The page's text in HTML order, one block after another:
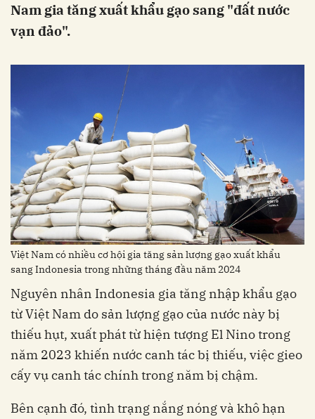
Nam gia tăng xuất khẩu gạo sang "đất nước
vạn đảo".
Việt Nam có nhiều cơ hội gia tăng sản lượng gạo xuất khẩu
sang Indonesia trong những tháng đầu năm 2024
Nguyên nhân Indonesia gia tăng nhập khẩu gạo
từ Việt Nam do sản lượng gạo của nước này bị
thiếu hụt, xuất phát từ hiện tượng El Nino trong
năm 2023 khiến nước canh tác bị thiếu, việc gieo
cấy vụ canh tác chính trong năm bị chậm.
Bên cạnh đó, tình trạng nắng nóng và khô hạn